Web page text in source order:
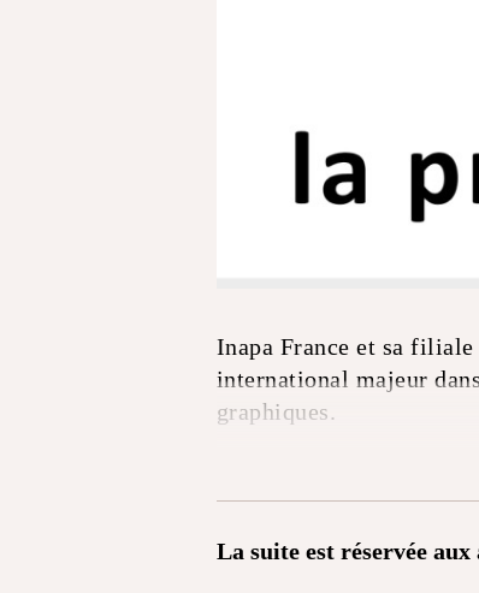
Inapa France et sa filiale
international majeur
graphiques.
La suite est réservée aux